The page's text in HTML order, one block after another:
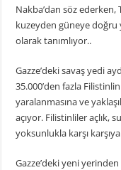
Nakba’dan söz ederken,
kuzeyden güneye doğru
olarak tanımlıyor..
Gazze’deki savaş yedi
35.000’den fazla
yaralanmasına ve
açıyor. Filistinliler açlık,
yoksunlukla karşı
Gazze’deki yeni